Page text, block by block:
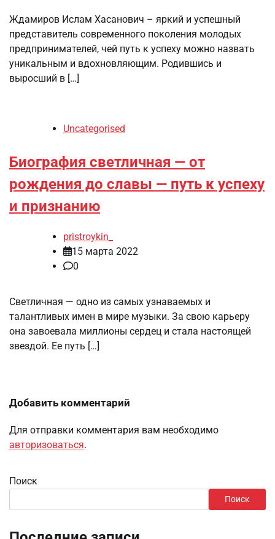
Ждамиров Ислам Хасанович – яркий и успешный
представитель современного поколения молодых
предпринимателей, чей путь к успеху можно назвать
уникальным и вдохновляющим. Родившись и
выросший в […]
Uncategorised
Биография светличная — от
рождения до славы — путь к успеху
и признанию
pristroykin_
15 марта 2022
0
Светличная — одно из самых узнаваемых и
талантливых имен в мире музыки. За свою карьеру
она завоевала миллионы сердец и стала настоящей
звездой. Ее путь […]
Добавить комментарий
Для отправки комментария вам необходимо
авторизоваться.
Поиск
Поиск